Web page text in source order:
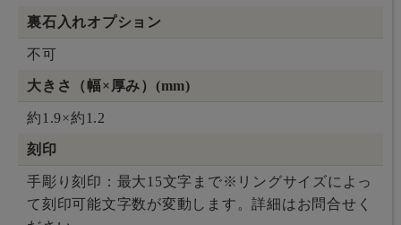
裏石入れオプション
不可
大きさ（幅×厚み）(mm)
約1.9×約1.2
刻印
手彫り刻印：最大15文字まで※リングサイズによっ
て刻印可能文字数が変動します。詳細はお問合せく